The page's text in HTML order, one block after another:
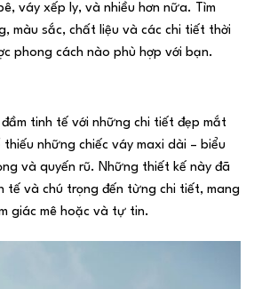
váy xếp ly, và nhiều hơn nữa. Tìm
màu sắc, chất liệu và các chi tiết thời
phong cách nào phù hợp với bạn.
tinh tế với những chi tiết đẹp mắt
những chiếc váy maxi dài – biểu
và quyến rũ. Những thiết kế này đã
tế và chú trọng đến từng chi tiết, mang
giác mê hoặc và tự tin.